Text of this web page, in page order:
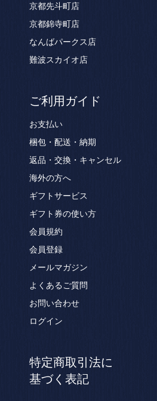
京都先斗町店
京都錦寺町店
なんばパークス店
難波スカイオ店
ご利用ガイド
お支払い
梱包・配送・納期
返品・交換・キャンセル
海外の方へ
ギフトサービス
ギフト券の使い方
会員規約
会員登録
メールマガジン
よくあるご質問
お問い合わせ
ログイン
特定商取引法に
基づく表記